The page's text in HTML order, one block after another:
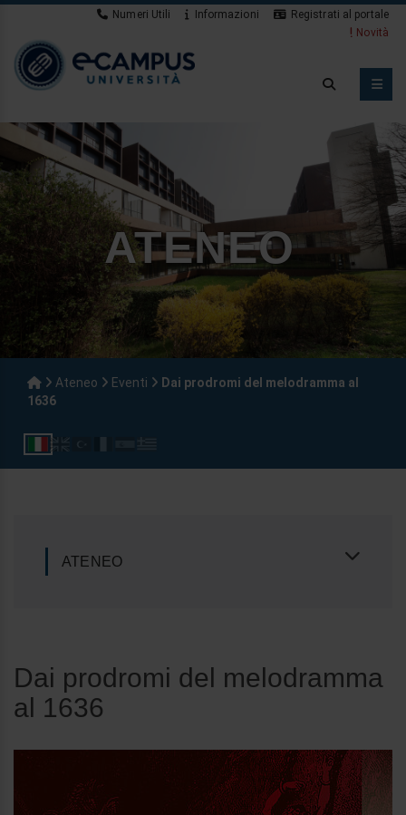
Numeri Utili Informazioni
Registrati al portale
Novità
ATENEO
Ateneo Eventi
Dai prodromi del melodramma al
1636
ATENEO
Dai prodromi del melodramma
al 1636